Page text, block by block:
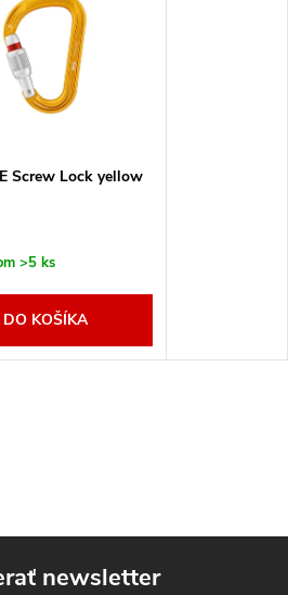
Screw Lock yellow
>5 ks
DO KOŠÍKA
newsletter